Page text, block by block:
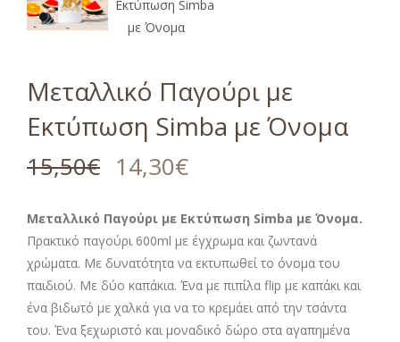
Μεταλλικό Παγούρι με
Εκτύπωση Simba με Όνομα
15,50€ 14,30€
Μεταλλικό Παγούρι με Εκτύπωση Simba με Όνομα.
Πρακτικό παγούρι 600ml με έγχρωμα και ζωντανά
χρώματα. Με δυνατότητα να εκτυπωθεί το όνομα του
παιδιού. Με δύο καπάκια. Ένα με πιπίλα flip με καπάκι και
ένα βιδωτό με χαλκά για να το κρεμάει από την τσάντα
του. Ένα ξεχωριστό και μοναδικό δώρο στα αγαπημένα